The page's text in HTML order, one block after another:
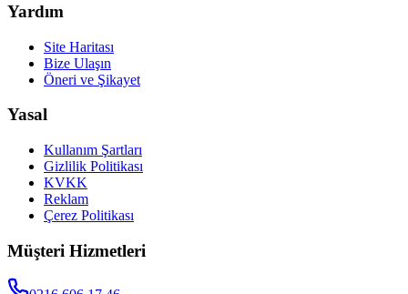
Yardım
Site Haritası
Bize Ulaşın
Öneri ve Şikayet
Yasal
Kullanım Şartları
Gizlilik Politikası
KVKK
Reklam
Çerez Politikası
Müşteri Hizmetleri